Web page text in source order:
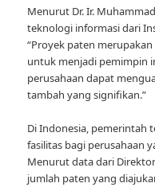
Menurut Dr. Ir.
teknologi informasi dari
“Proyek paten
untuk menjadi pemimpin
perusahaan dapat
tambah yang signifikan.”
Di Indonesia, pemerintah
fasilitas bagi perusahaan
Menurut data dari
jumlah paten yang